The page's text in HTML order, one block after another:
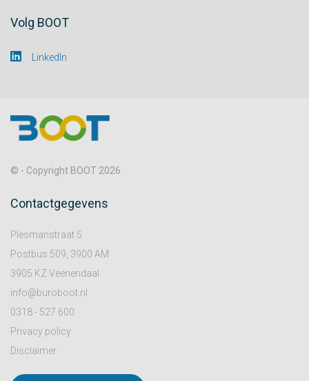
Volg BOOT
LinkedIn
© - Copyright BOOT 2026
Contactgegevens
Plesmanstraat 5
Postbus 509, 3900 AM
3905 KZ Veenendaal
info@buroboot.nl
0318 - 527 600
Privacy policy
Disclaimer